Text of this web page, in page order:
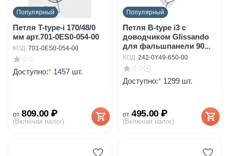
Популярный
Петля T-type-i 170/48/0
мм арт.701-0ES0-054-00
КОД: 701-0ES0-054-00
0.0
Доступно:* 1457 шт.
от 809.00 ₽
(Включая налог)
Популярный
Петля B-type i3 с
доводчиком Glissando
для фальшпанели 90...
КОД: 242-0Y49-650-00
0.0
Доступно:* 1299 шт.
от 495.00 ₽
(Включая налог)